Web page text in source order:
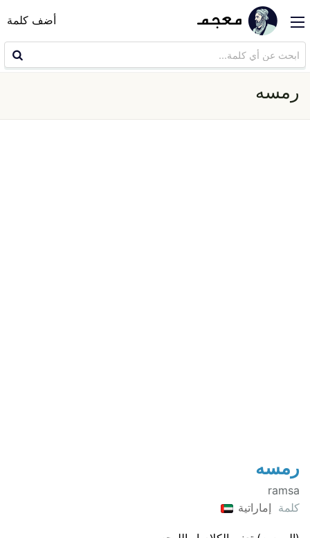
أضف كلمة
رمسه
رمسه
ramsa
كلمة إماراتية